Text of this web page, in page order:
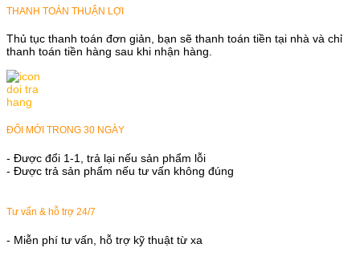
THANH TOÁN THUẬN LỢI
Thủ tục thanh toán đơn giản, bạn sẽ thanh toán tiền tại nhà và chỉ
thanh toán tiền hàng sau khi nhận hàng.
ĐỔI MỚI TRONG 30 NGÀY
- Được đổi 1-1, trả lại nếu sản phẩm lỗi
- Được trả sản phẩm nếu tư vấn không đúng
Tư vấn & hỗ trợ 24/7
- Miễn phí tư vấn, hỗ trợ kỹ thuật từ xa